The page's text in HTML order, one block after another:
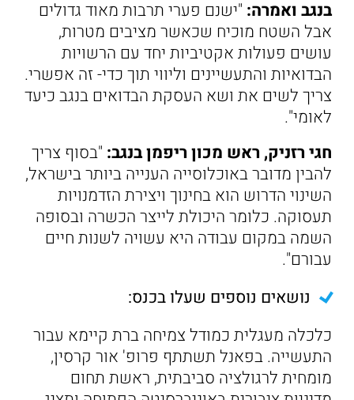
בנגב ואמרה: "ישנם פערי תרבות מאוד גדולים
אבל השטח מוכיח שכאשר מציבים מטרות,
עושים פעולות אקטיביות יחד עם הרשויות
הבדואיות והתעשיינים וליווי תוך כדי- זה אפשרי.
צריך לשים את ושא העסקת הבדואים בנגב כיעד
לאומי".
חגי רזניק, ראש מכון ריפמן בנגב: "בסוף צריך
להבין מדובר באוכלוסייה הענייה ביותר בישראל,
השינוי הדרוש הוא בחינוך ויצירת הזדמנויות
תעסוקה. כלומר היכולת לייצר הכשרה ובסופה
השמה במקום עבודה היא עשויה לשנות חיים
עבורם".
נושאים נוספים שעלו בכנס:
כלכלה מעגלית כמודל צמיחה ברת קיימא עבור
התעשייה. בפאנל תשתתף פרופ' אור קרסין,
מומחית לרגולציה סביבתית, ראשת תחום